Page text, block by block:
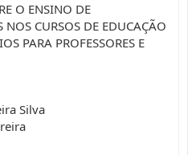
O ENSINO DE
CURSOS DE EDUCAÇÃO
PARA PROFESSORES E
Silva